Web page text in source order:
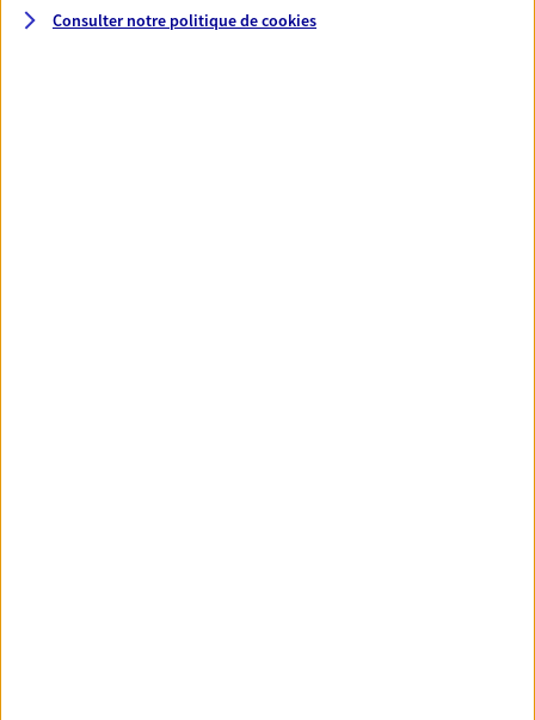
Prévoyance
Consulter notre politique decookies